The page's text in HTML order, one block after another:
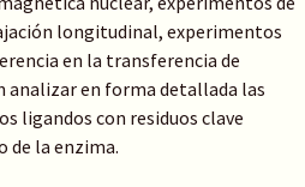
longitudinal, experimentos
en la transferencia de
en forma detallada las
ligandos con residuos clave
de la enzima.